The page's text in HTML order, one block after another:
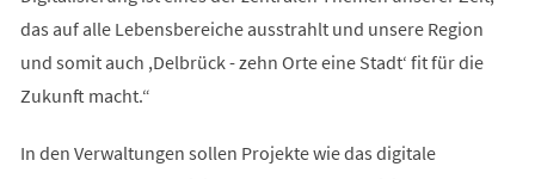
das auf alle Lebensbereiche ausstrahlt und unsere Region
und somit auch ,Delbrück - zehn Orte eine Stadt‘ fit für die
Zukunft macht.“
In den Verwaltungen sollen Projekte wie das digitale